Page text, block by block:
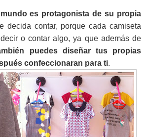
es protagonista de su propia
decida contar, porque cada camiseta
o contar algo, ya que además de
puedes diseñar tus propias
confeccionaran para ti.